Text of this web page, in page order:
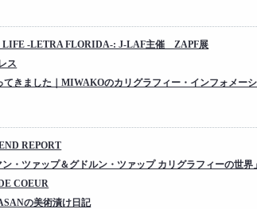
-LETRA FLORIDA-: J-LAF主催 ZAPF展
ス
てきました｜MIWAKOのカリグラフィー・インフォメー
REPORT
・ツァップ＆グドルン・ツァップ カリグラフィーの世
COEUR
の美術漬け日記